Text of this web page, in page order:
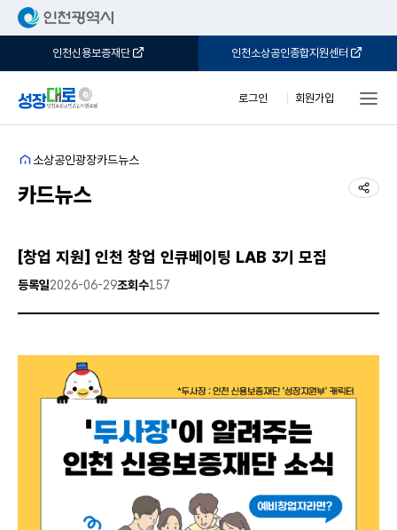
인천신용보증재단 인천소상공인종합지원센터
로그인 회원가입
홈
소상공인광장카드뉴스
카드뉴스 공
[창업 지원] 인천 창업 인큐베이팅 LAB 3기 모집
등록일2026-06-29조회수157